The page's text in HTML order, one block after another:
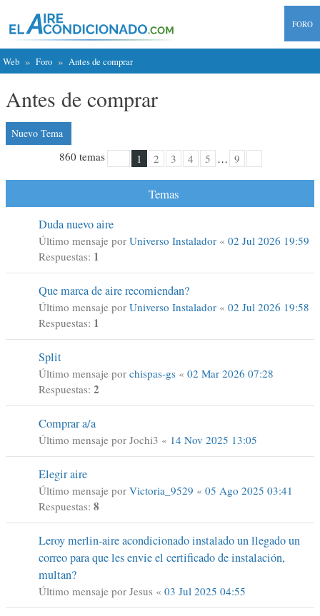
FORO
Web Foro Antes de comprar
Antes de comprar
Nuevo Tema
860 temas
Página1de9
1 2 3 4 5 … 9
Siguiente
Temas
Duda nuevo aire
Último mensaje por Universo Instalador « 02 Jul 2026 19:59
Respuestas: 1
Que marca de aire recomiendan?
Último mensaje por Universo Instalador « 02 Jul 2026 19:58
Respuestas: 1
Split
Último mensaje por chispas-gs « 02 Mar 2026 07:28
Respuestas: 2
Comprar a/a
Último mensaje por Jochi3 « 14 Nov 2025 13:05
Elegir aire
Último mensaje por Victoria_9529 « 05 Ago 2025 03:41
Respuestas: 8
Leroy merlin-aire acondicionado instalado un llegado un
correo para que les envie el certificado de instalación,
multan?
Último mensaje por Jesus « 03 Jul 2025 04:55